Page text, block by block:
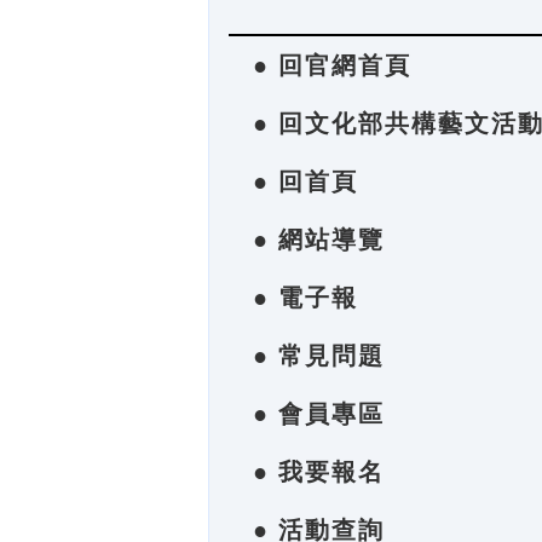
● 回官網首頁
● 回文化部共構藝文活
● 回首頁
● 網站導覽
● 電子報
● 常見問題
● 會員專區
● 我要報名
● 活動查詢